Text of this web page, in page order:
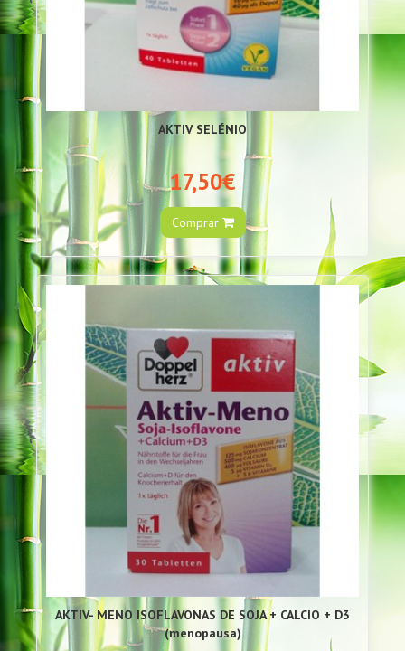
AKTIV SELÉNIO
17,50€
Comprar
AKTIV- MENO ISOFLAVONAS DE SOJA + CALCIO + D3
(menopausa)